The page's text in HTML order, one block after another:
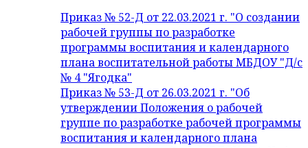
Приказ № 52-Д от 22.03.2021 г. "О создании
рабочей группы по разработке
программы воспитания и календарного
плана воспитательной работы МБДОУ "Д/с
№ 4 "Ягодка"
Приказ № 53-Д от 26.03.2021 г. "Об
утверждении Положения о рабочей
группе по разработке рабочей программы
воспитания и календарного плана